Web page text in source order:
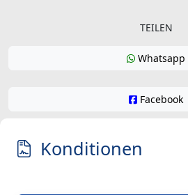
TEILEN
Whatsapp
Facebook
Konditionen